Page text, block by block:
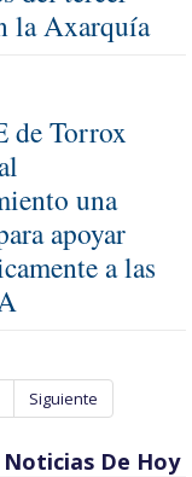
la Axarquía
de Torrox
una
apoyar
a las
Siguiente
Noticias De Hoy